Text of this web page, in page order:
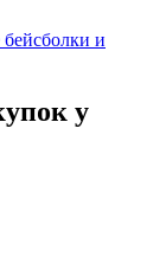
и
у